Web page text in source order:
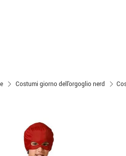
Costumi giorno dell'orgoglio nerd